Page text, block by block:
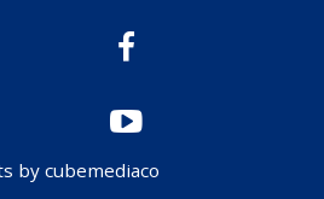
by cubemediaco